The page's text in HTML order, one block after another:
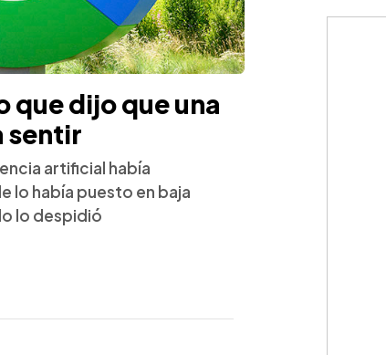
que dijo que una
sentir
artificial había
lo había puesto en baja
lo despidió